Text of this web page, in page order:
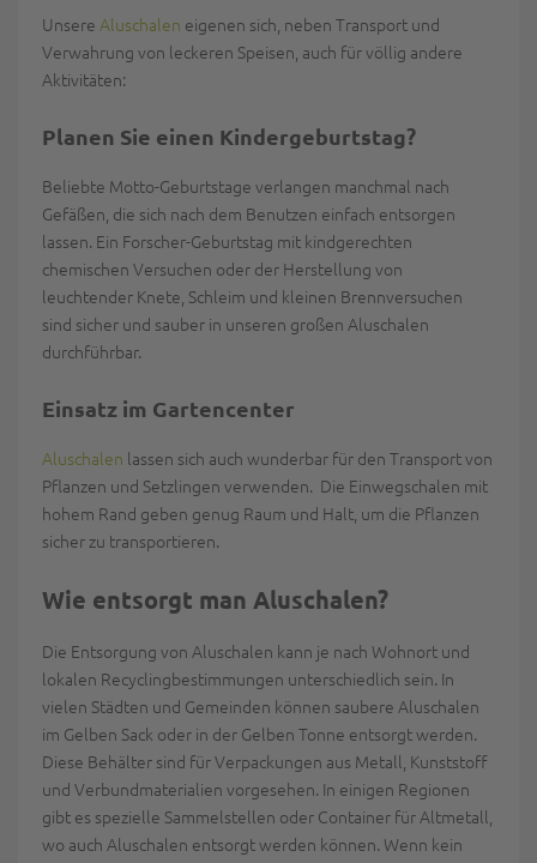
Unsere Aluschalen eigenen sich, neben Transport und
Verwahrung von leckeren Speisen, auch für völlig andere
Aktivitäten:
Planen Sie einen Kindergeburtstag?
Beliebte Motto-Geburtstage verlangen manchmal nach
Gefäßen, die sich nach dem Benutzen einfach entsorgen
lassen. Ein Forscher-Geburtstag mit kindgerechten
chemischen Versuchen oder der Herstellung von
leuchtender Knete, Schleim und kleinen Brennversuchen
sind sicher und sauber in unseren großen Aluschalen
durchführbar.
Einsatz im Gartencenter
Aluschalen lassen sich auch wunderbar für den Transport von
Pflanzen und Setzlingen verwenden. Die Einwegschalen mit
hohem Rand geben genug Raum und Halt, um die Pflanzen
sicher zu transportieren.
Wie entsorgt man Aluschalen?
Die Entsorgung von Aluschalen kann je nach Wohnort und
lokalen Recyclingbestimmungen unterschiedlich sein. In
vielen Städten und Gemeinden können saubere Aluschalen
im Gelben Sack oder in der Gelben Tonne entsorgt werden.
Diese Behälter sind für Verpackungen aus Metall, Kunststoff
und Verbundmaterialien vorgesehen. In einigen Regionen
gibt es spezielle Sammelstellen oder Container für Altmetall,
wo auch Aluschalen entsorgt werden können. Wenn kein